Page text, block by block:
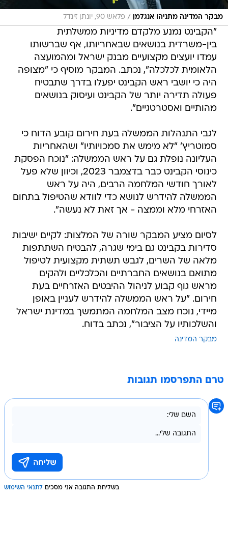
מבקר המדינה מתניהו אנגלמן / פלאש 90, יונתן זינדל
"הקבינט נמנע מלקדם מדיניות ממשלתית
בין-משרדית בנושאים שבאחריותו, אף שברשותו
עמדו יועצים מקצועיים מבנק ישראל ומהמועצה
הלאומית לכלכלה", נכתב. המבקר מוסיף כי "מצופה
היה כי יושבי ראש הקבינט יפעלו בדרך שתבטיח
פעולה תדירה יותר של הקבינט ועיסוק בנושאים
מהותיים ואסטרטגיים".
לגבי התנהלות הממשלה בעת חירום קובע הדוח כי
סמוטריץ' "לא מימש את סמכויותיו" ושהאחריות
העליונה נופלת גם על ראש הממשלה: "נוכח הפסקת
כינוסי הקבינט כבר בדצמבר 2023, וכיוון שלא פעל
לאורך חודשי המלחמה הרבים, היה על ראש
הממשלה להידרש לנושא כדי לוודא שהטיפול בתחום
האזרחי מלא וממצה - אך זאת לא נעשה".
לסיום מציע המבקר שורה של המלצות: לקיים ישיבות
סדירות בקבינט גם בימי שגרה, להבטיח השתתפות
מלאה של השרים, לגבש תשתית מקצועית לטיפול
מתואם בנושאים החברתיים והכלכליים ולהקים
מראש גוף קבוע לניהול ההיבטים האזרחיים בעת
חירום. "על ראש הממשלה להידרש לעניין באופן
מיידי, נוכח מצב המלחמה המתמשך במדינת ישראל
והשלכותיו על הציבור", נכתב בדוח.
מבקר המדינה
טרם התפרסמו תגובות
בשליחת התגובה אני מסכים לתנאי השימוש